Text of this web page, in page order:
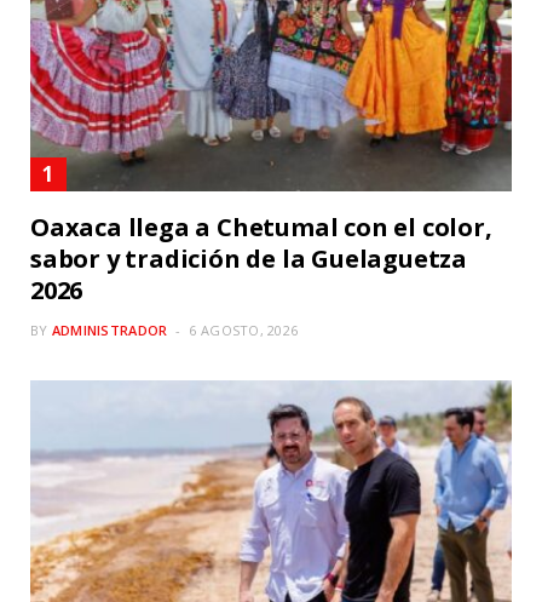
Oaxaca llega a Chetumal con el color,
sabor y tradición de la Guelaguetza
2026
BY ADMINISTRADOR 6 AGOSTO, 2026